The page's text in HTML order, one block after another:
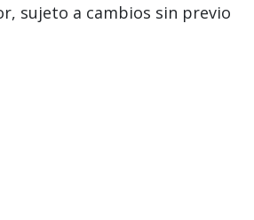
sujeto a cambios sin previo